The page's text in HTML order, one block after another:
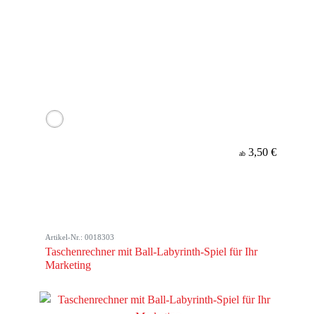
ab 3,50 €
Artikel-Nr.: 0018303
Taschenrechner mit Ball-Labyrinth-Spiel für Ihr
Marketing